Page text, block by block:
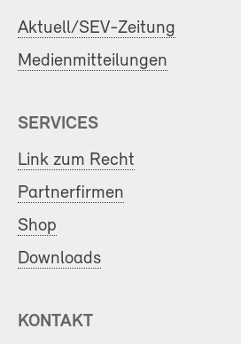
Aktuell/SEV-Zeitung
Medienmitteilungen
SERVICES
Link zum Recht
Partnerfirmen
Shop
Downloads
KONTAKT